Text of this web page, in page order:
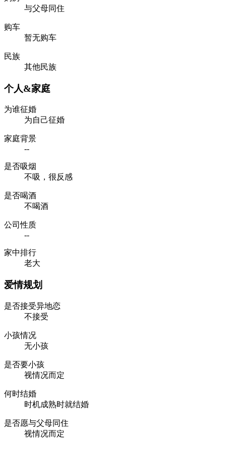
与父母同住
购车
暂无购车
民族
其他民族
个人&家庭
为谁征婚
为自己征婚
家庭背景
--
是否吸烟
不吸，很反感
是否喝酒
不喝酒
公司性质
--
家中排行
老大
爱情规划
是否接受异地恋
不接受
小孩情况
无小孩
是否要小孩
视情况而定
何时结婚
时机成熟时就结婚
是否愿与父母同住
视情况而定